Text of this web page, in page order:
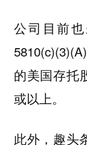
公司目前
的美国存托
或以上。
此外，趣头